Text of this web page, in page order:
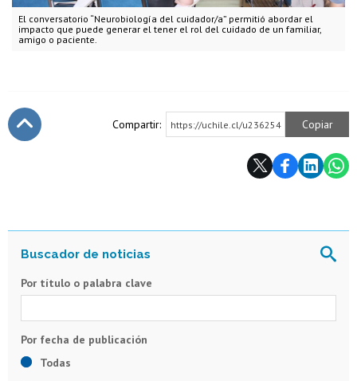
El conversatorio “Neurobiología del cuidador/a” permitió abordar el
impacto que puede generar el tener el rol del cuidado de un familiar,
amigo o paciente.
Compartir: https://uchile.cl/u236254 Copiar
Por título o palabra clave
Todas